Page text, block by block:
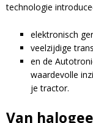
technologie
elektronisch
veelzijdige
en de
waardevolle
je tractor.
Van
Blijf op
updates,
Bevestig je